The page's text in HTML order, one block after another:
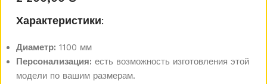
Характеристики:
Диаметр: 1100 мм
Персонализация: есть возможность изготовления этой
модели по вашим размерам.